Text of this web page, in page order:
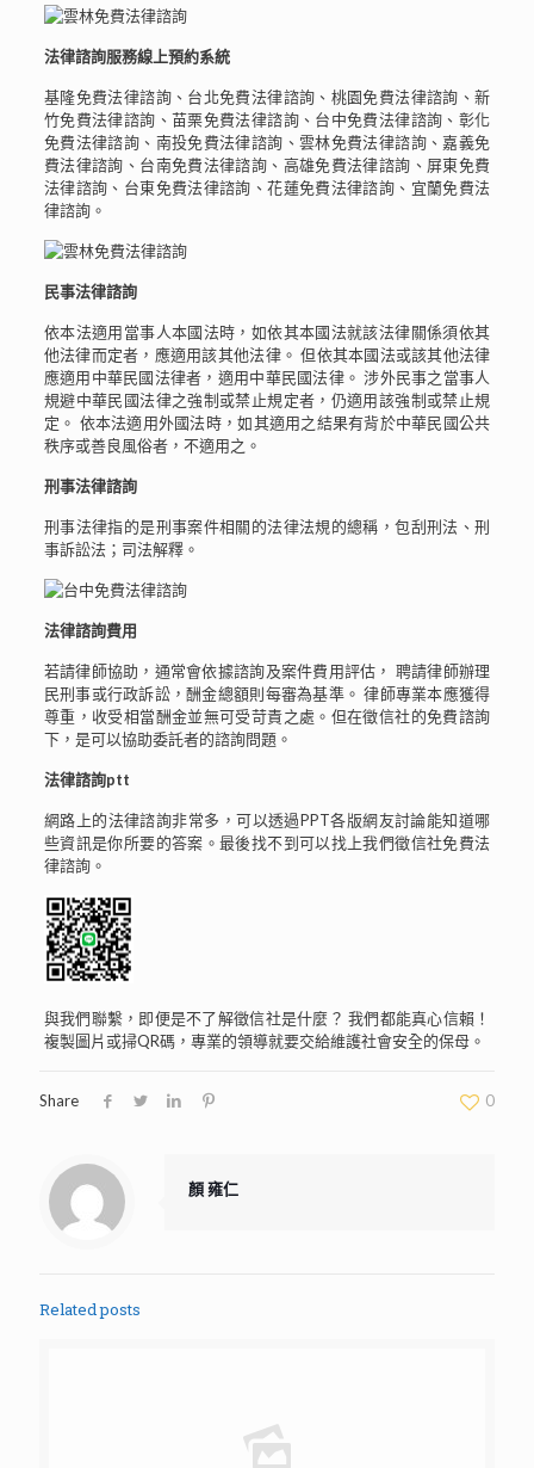
法律諮詢服務線上預約系統
基隆免費法律諮詢、台北免費法律諮詢、桃園免費法律諮詢、新
竹免費法律諮詢、苗栗免費法律諮詢、台中免費法律諮詢、彰化
免費法律諮詢、南投免費法律諮詢、雲林免費法律諮詢、嘉義免
費法律諮詢、台南免費法律諮詢、高雄免費法律諮詢、屏東免費
法律諮詢、台東免費法律諮詢、花蓮免費法律諮詢、宜蘭免費法
律諮詢。
民事法律諮詢
依本法適用當事人本國法時，如依其本國法就該法律關係須依其
他法律而定者，應適用該其他法律。 但依其本國法或該其他法律
應適用中華民國法律者，適用中華民國法律。 涉外民事之當事人
規避中華民國法律之強制或禁止規定者，仍適用該強制或禁止規
定。 依本法適用外國法時，如其適用之結果有背於中華民國公共
秩序或善良風俗者，不適用之。
刑事法律諮詢
刑事法律指的是刑事案件相關的法律法規的總稱，包刮刑法、刑
事訴訟法；司法解釋。
法律諮詢費用
若請律師協助，通常會依據諮詢及案件費用評估， 聘請律師辦理
民刑事或行政訴訟，酬金總額則每審為基準。 律師專業本應獲得
尊重，收受相當酬金並無可受苛責之處。但在徵信社的免費諮詢
下，是可以協助委託者的諮詢問題。
法律諮詢ptt
網路上的法律諮詢非常多，可以透過PPT各版網友討論能知道哪
些資訊是你所要的答案。最後找不到可以找上我們徵信社免費法
律諮詢。
與我們聯繫，即便是不了解徵信社是什麼？ 我們都能真心信賴！
複製圖片或掃QR碼，專業的領導就要交給維護社會安全的保母。
Share 0
顏 雍仁
Related posts